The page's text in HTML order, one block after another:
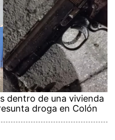
dentro de una vivienda
droga en Colón